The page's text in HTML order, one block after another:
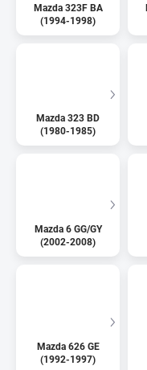
Mazda 323F BA
(1994-1998)
Mazda 323 BD
(1980-1985)
Mazda 6 GG/GY
(2002-2008)
Mazda 626 GE
(1992-1997)